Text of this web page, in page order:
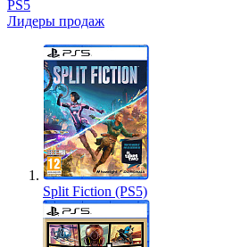
PS5
Лидеры продаж
Split Fiction (PS5)